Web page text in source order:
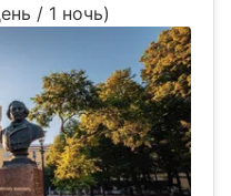
/ 1 ночь)